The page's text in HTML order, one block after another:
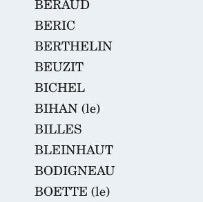
BERAUD
BERIC
BERTHELIN
BEUZIT
BICHEL
BIHAN (le)
BILLES
BLEINHAUT
BODIGNEAU
BOETTE (le)